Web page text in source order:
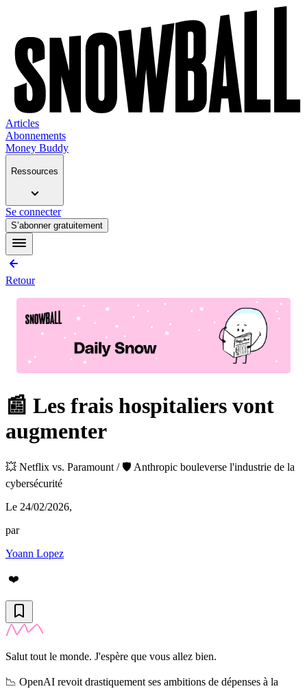
Articles
Abonnements
Money Buddy
Ressources
Se connecter
S’abonner gratuitement
Retour
📰 Les frais hospitaliers vont
augmenter
💥 Netflix vs. Paramount / 🛡️ Anthropic bouleverse l'industrie de la
cybersécurité
Le 24/02/2026,
par
Yoann Lopez
❤️
Salut tout le monde. J'espère que vous allez bien.
📉 OpenAI revoit drastiquement ses ambitions de dépenses à la